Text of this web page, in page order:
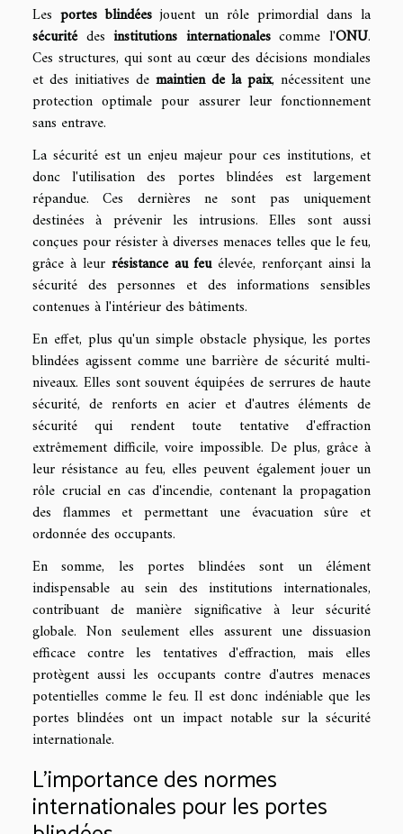
Lesportes blindées jouent un rôle primordial dans la
sécuritédesinstitutions internationalescomme l'ONU.
Ces structures, qui sont au cœur des décisions mondiales
et des initiatives de maintien de la paix, nécessitent une
protection optimale pour assurer leur fonctionnement
sans entrave.
La sécurité est un enjeu majeur pour ces institutions, et
donc l'utilisation des portes blindées est largement
répandue. Ces dernières ne sont pas uniquement
destinées à prévenir les intrusions. Elles sont aussi
conçues pour résister à diverses menaces telles que le feu,
grâce à leur résistance au feuélevée, renforçant ainsi la
sécurité des personnes et des informations sensibles
contenues à l'intérieur des bâtiments.
En effet, plus qu'un simple obstacle physique, les portes
blindées agissent comme une barrière de sécurité multi-
niveaux. Elles sont souvent équipées de serrures de haute
sécurité, de renforts en acier et d'autres éléments de
sécurité qui rendent toute tentative d'effraction
extrêmement difficile, voire impossible. De plus, grâce à
leur résistance au feu, elles peuvent également jouer un
rôle crucial en cas d'incendie, contenant la propagation
des flammes et permettant une évacuation sûre et
ordonnée des occupants.
En somme, les portes blindées sont un élément
indispensable au sein des institutions internationales,
contribuant de manière significative à leur sécurité
globale. Non seulement elles assurent une dissuasion
efficace contre les tentatives d'effraction, mais elles
protègent aussi les occupants contre d'autres menaces
potentielles comme le feu. Il est donc indéniable que les
portes blindées ont un impact notable sur la sécurité
internationale.
L'importance des normes
internationales pour les portes